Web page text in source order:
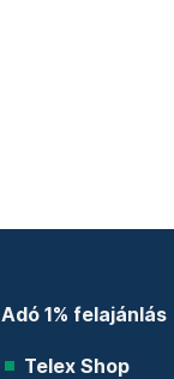
Adó 1% felajánlás
Telex Shop